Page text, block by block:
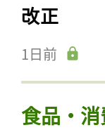
改正
1日前
食品・